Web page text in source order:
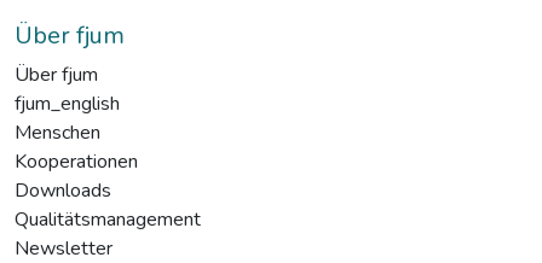
Über fjum
Über fjum
fjum_english
Menschen
Kooperationen
Downloads
Qualitätsmanagement
Newsletter